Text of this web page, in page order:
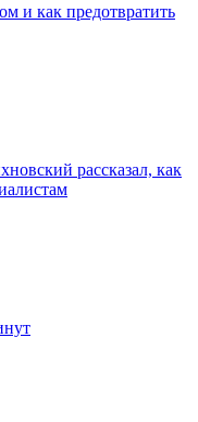
и как предотвратить
рассказал, как